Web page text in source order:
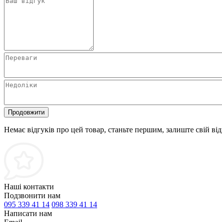
Продовжити
Немає відгуків про цей товар, станьте першим, залиште свій
Наші контакти
Подзвонити нам
095 339 41 14 098 339 41 14
Написати нам